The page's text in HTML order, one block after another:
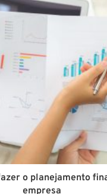
o planejamento
empresa